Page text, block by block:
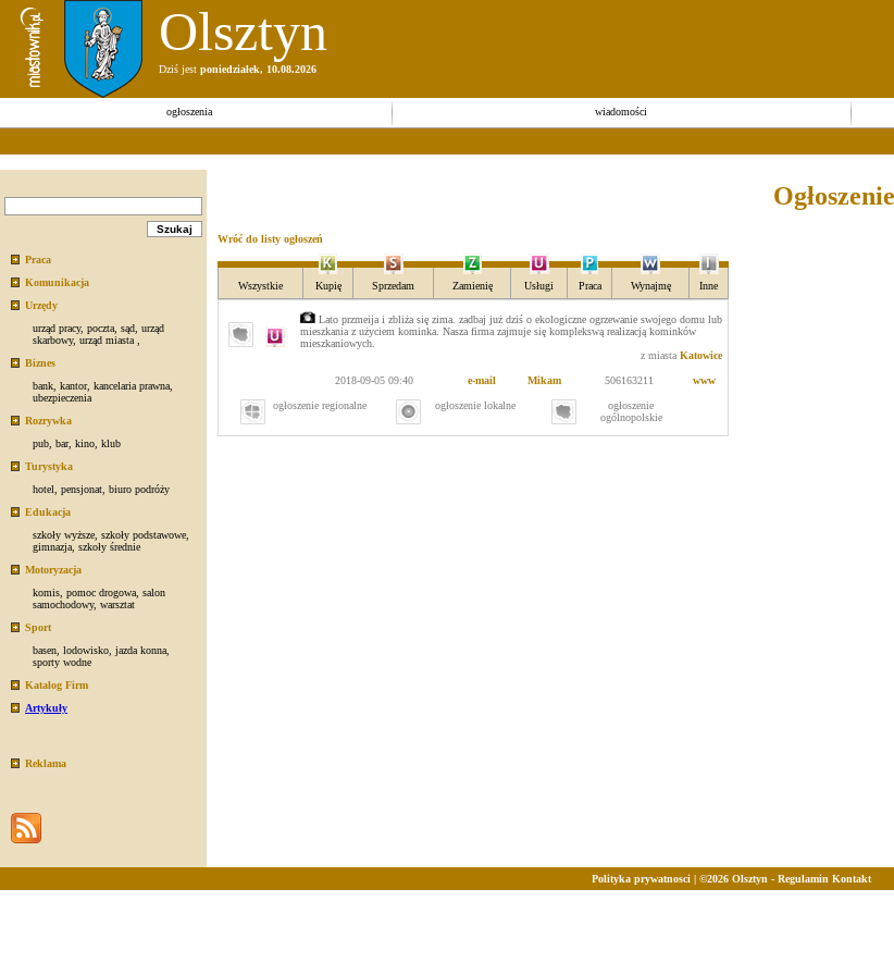
Olsztyn
Dziś jest poniedziałek, 10.08.2026
ogłoszenia wiadomości
Praca
Komunikacja
Urzędy
urząd pracy, poczta sąd urząd
skarbowy, urząd miasta
Biznes
bank kantor, kancelaria prawna
ubezpieczenia
Rozrywka
pub bar, kino klub
Turystyka
hotel
pensjonat biuro podróży
Edukacja
szkoły wyższe szkoły podstawowe
gimnazja szkoły średnie
Motoryzacja
komis pomoc drogowa salon
samochodowy, warsztat
Sport
basen lodowisko jazda konna
sporty wodne
Katalog Firm
Artykuły
Reklama
Ogłoszenie
Wróć do listy ogłoszeń
Wszystkie Kupię Sprzedam Zamienię Usługi Praca Wynajmę Inne
Lato przmeija i zbliża się zima. zadbaj już dziś o ekologiczne ogrzewanie swojego domu lub
mieszkania z użyciem kominka. Nasza firma zajmuje się komplekswą realizacją kominków
mieszkaniowych.
z miasta Katowice
2018-09-05 09:40 e-mail Mikam 506163211 www
ogłoszenie regionalne ogłoszenie lokalne
ogłoszenie
ogólnopolskie
Polityka prywatnosci| ©2026 Olsztyn - Regulamin Kontakt